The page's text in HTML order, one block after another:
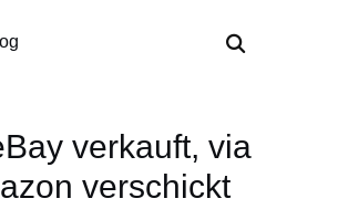
verkauft, via
verschickt